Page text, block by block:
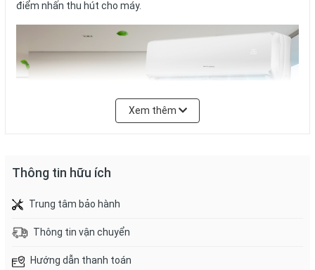
điểm nhấn thu hút cho máy.
* Hình ảnh chỉ mang tính chất minh họa
Công nghệ làm lạnh
- Ứng dụng công nghệ làm lạnh nhanh
Xem thêm
Thông tin hữu ích
Trung tâm bảo hành
Thông tin vận chuyển
Hướng dẫn thanh toán